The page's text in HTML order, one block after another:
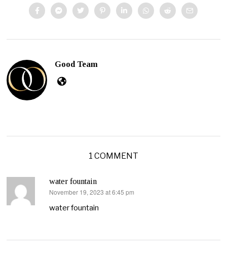
Good Team
1 COMMENT
water fountain
says:
November 19, 2023 at 6:45 pm
water fountain